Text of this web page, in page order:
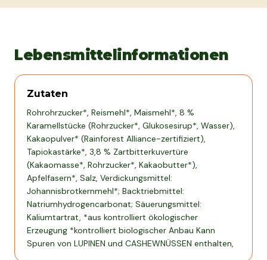
Lebensmittelinformationen
Zutaten
Rohrohrzucker*, Reismehl*, Maismehl*, 8 %
Karamellstücke (Rohrzucker*, Glukosesirup*, Wasser),
Kakaopulver* (Rainforest Alliance-zertifiziert),
Tapiokastärke*, 3,8 % Zartbitterkuvertüre
(Kakaomasse*, Rohrzucker*, Kakaobutter*),
Apfelfasern*, Salz, Verdickungsmittel:
Johannisbrotkernmehl*; Backtriebmittel:
Natriumhydrogencarbonat; Säuerungsmittel:
Kaliumtartrat, *aus kontrolliert ökologischer
Erzeugung *kontrolliert biologischer Anbau Kann
Spuren von LUPINEN und CASHEWNÜSSEN enthalten,